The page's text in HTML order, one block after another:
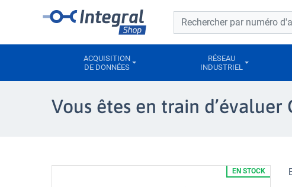
Barre de recherche
Barre de recherche
ACQUISITION
DE DONNÉES
RÉSEAU
INDUSTRIEL
Vous êtes en train d’évaluer
EN STOCK